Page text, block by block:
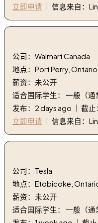
立即申请 ｜ 信息来自：
公司：Walmart Canada
地点：Port Perry,
薪资：未公开
适合国际学生： 一般（通
发布：2 days ago ｜ 截
立即申请 ｜ 信息来自：
公司：Tesla
地点：Etobicoke,
薪资：未公开
适合国际学生： 一般（通